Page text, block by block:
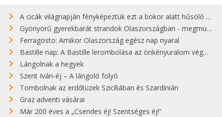
A cicák világnapján fényképeztük ezt a bokor alatt hűsölő cicát Kisorosziban
Gyönyörű gyerekbarát strandok Olaszországban - megmutatjuk a 15 legjobbat
Ferragosto: Amikor Olaszország egész nap nyaral
Bastille nap: A Bastille lerombolása az önkényuralom végét jelentette
Lángolnak a hegyek
Szent Iván-éj – A lángoló folyó
Tombolnak az erdőtüzek Szicíliában és Szardínián
Graz adventi vásárai
Már 200 éves a „Csendes éj! Szentséges éj!”